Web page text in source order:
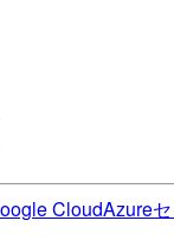
CloudAzure